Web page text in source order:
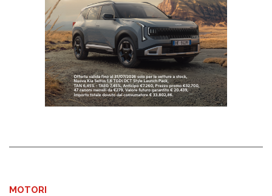
MOTORI